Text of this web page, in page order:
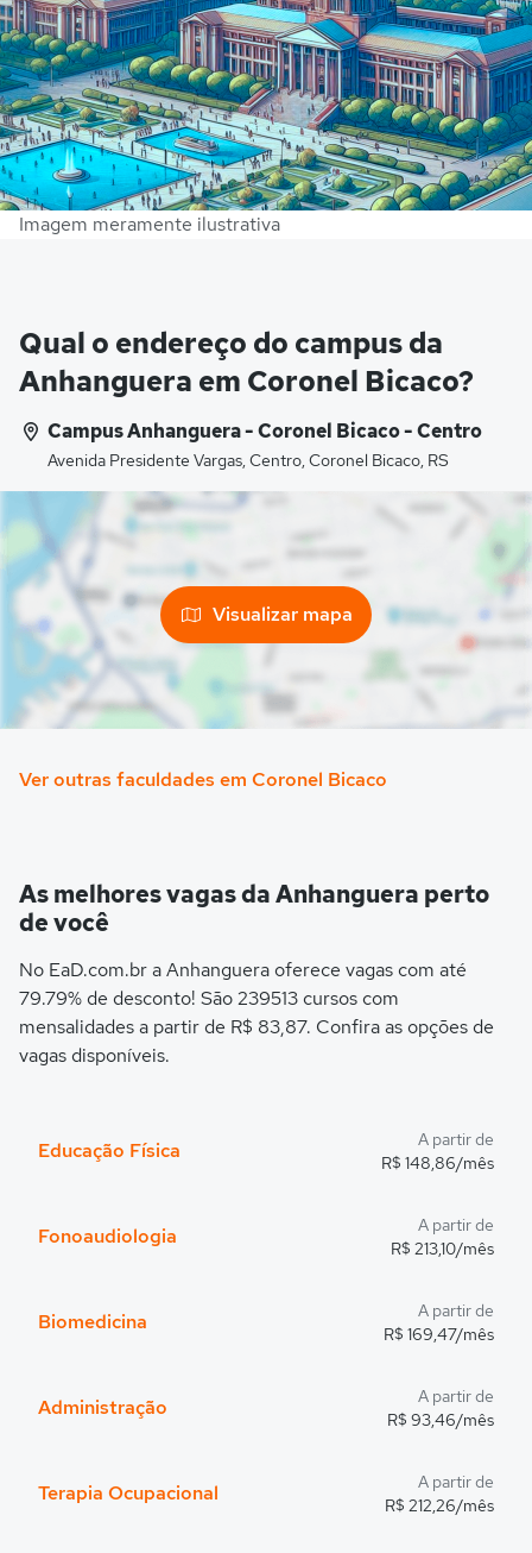
Imagem meramente ilustrativa
Qual o endereço do campus da
Anhanguera em Coronel Bicaco?
Campus Anhanguera - Coronel Bicaco - Centro
Avenida Presidente Vargas, Centro, Coronel Bicaco, RS
Visualizar mapa
Ver outras faculdades em Coronel Bicaco
As melhores vagas da Anhanguera perto
de você
No EaD.com.br a Anhanguera oferece vagas com até
79.79% de desconto! São 239513 cursos com
mensalidades a partir de R$ 83,87. Confira as opções de
vagas disponíveis.
Educação Física
A partir de
R$ 148,86/mês
Fonoaudiologia
A partir de
R$ 213,10/mês
Biomedicina
A partir de
R$ 169,47/mês
Administração
A partir de
R$ 93,46/mês
Terapia Ocupacional
A partir de
R$ 212,26/mês